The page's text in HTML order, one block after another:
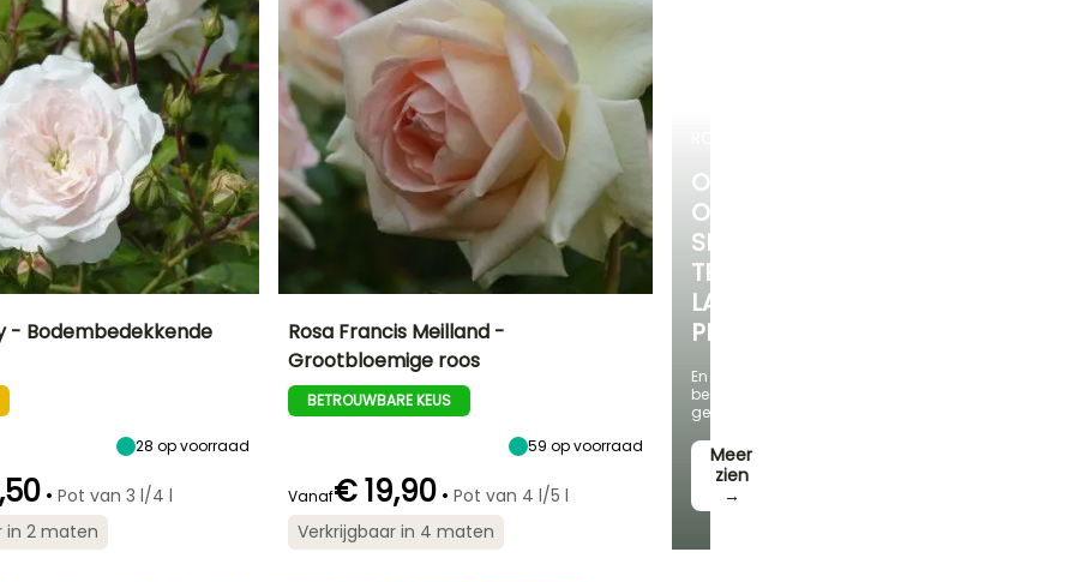
ONTDEK
ONZE
SELECTIE
TEGEN
LAGE
PRIJZEN
En
bespaar
geld!
Meer
zien
→
Redelijke
plantperiode
- Bodembedekkende
28 op voorraad
• Pot van 3 l/4 l
in 2 maten
planthoogte
1 m
breedte
75 cm
Bloeitijd
Juni tot Oktober
Redelijke
plantperiode
Rosa Francis Meilland -
Grootbloemige roos
BETROUWBARE KEUS
59 op voorraad
Vanaf€ 19,90 • Pot van 4 l/5 l
Verkrijgbaar in 4 maten